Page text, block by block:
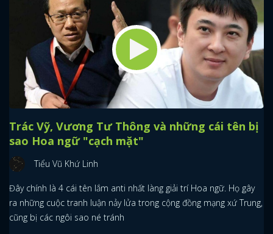
Trác Vỹ, Vương Tư Thông và những cái tên bị
sao Hoa ngữ "cạch mặt"
Tiểu Vũ Khứ Linh
Đây chính là 4 cái tên lắm anti nhất làng giải trí Hoa ngữ. Họ gây
ra những cuộc tranh luận nảy lửa trong cộng đồng mạng xứ Trung,
cũng bị các ngôi sao né tránh